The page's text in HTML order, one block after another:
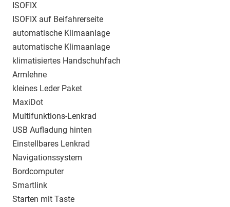
ISOFIX
ISOFIX auf Beifahrerseite
automatische Klimaanlage
automatische Klimaanlage
klimatisiertes Handschuhfach
Armlehne
kleines Leder Paket
MaxiDot
Multifunktions-Lenkrad
USB Aufladung hinten
Einstellbares Lenkrad
Navigationssystem
Bordcomputer
Smartlink
Starten mit Taste